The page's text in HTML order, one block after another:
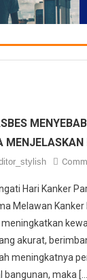
Hari Kanker
Melawan Kanker
akurat,
meningkatnya
maka […]